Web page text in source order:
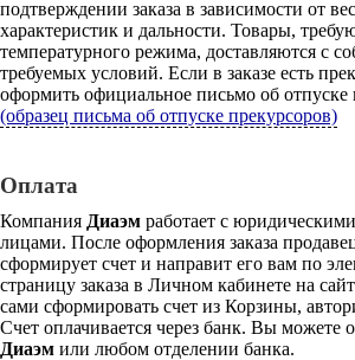
подтверждении заказа в зависимости от
характеристик и дальности. Товары,
температурного режима, доставляются с
требуемых условий. Если в заказе есть
оформить официальное письмо об отпуске
(образец письма об отпуске прекурсоров)
Оплата
Компания Диаэм работает с
лицами. После оформления заказа
сформирует счет и направит его вам по
страницу заказа в Личном кабинете на
сами сформировать счет из Корзины,
Счет оплачивается через банк. Вы можете
Диаэм или любом отделении банка.